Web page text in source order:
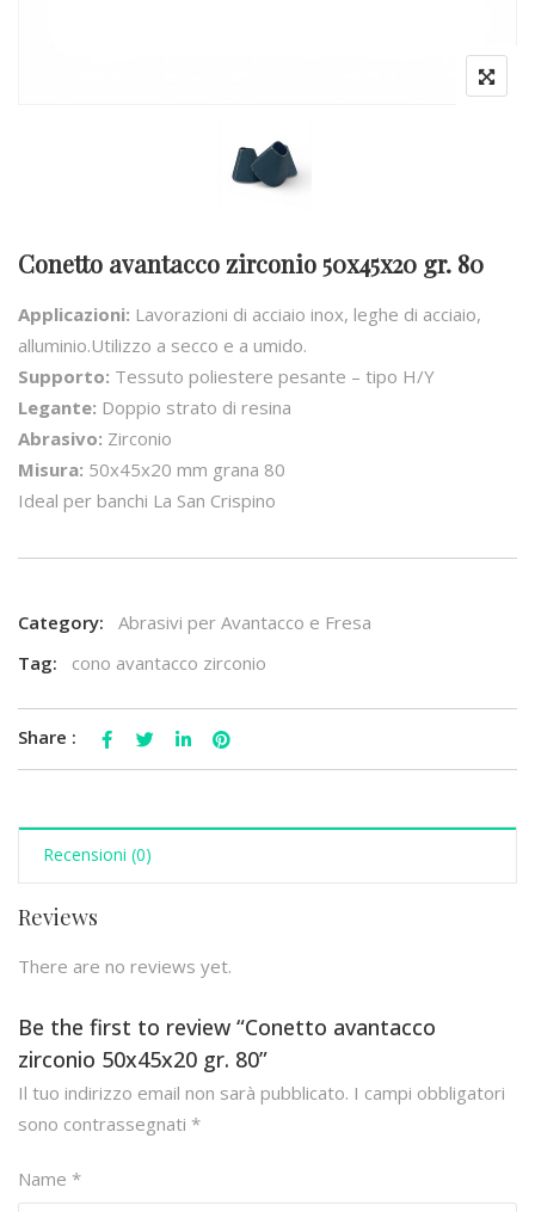
Conetto avantacco zirconio 50x45x20 gr. 80
Applicazioni: Lavorazioni di acciaio inox, leghe di acciaio,
alluminio.Utilizzo a secco e a umido.
Supporto: Tessuto poliestere pesante – tipo H/Y
Legante: Doppio strato di resina
Abrasivo: Zirconio
Misura: 50x45x20 mm grana 80
Ideal per banchi La San Crispino
Category:
Abrasivi per Avantacco e Fresa
Tag:
cono avantacco zirconio
Share :
Recensioni (0)
Reviews
There are no reviews yet.
Be the first to review “Conetto avantacco
zirconio 50x45x20 gr. 80”
Il tuo indirizzo email non sarà pubblicato. I campi obbligatori
sono contrassegnati *
Name *